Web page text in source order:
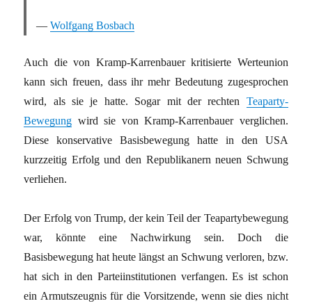
Wolfgang Bosbach
Auch die von Kramp-Karrenbauer kritisierte Werteunion
kann sich freuen, dass ihr mehr Bedeutung zugesprochen
wird, als sie je hatte. Sogar mit der rechten Teaparty-
Bewegung wird sie von Kramp-Karrenbauer verglichen.
Diese konservative Basisbewegung hatte in den USA
kurzzeitig Erfolg und den Republikanern neuen Schwung
verliehen.
Der Erfolg von Trump, der kein Teil der Teapartybewegung
war, könnte eine Nachwirkung sein. Doch die
Basisbewegung hat heute längst an Schwung verloren, bzw.
hat sich in den Parteiinstitutionen verfangen. Es ist schon
ein Armutszeugnis für die Vorsitzende, wenn sie dies nicht